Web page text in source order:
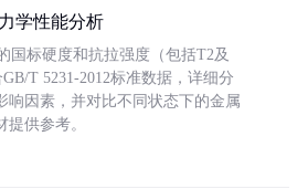
学性能分析
国标硬度和抗拉强度（包括T2及
T 5231-2012标准数据，详细分
响因素，并对比不同状态下的金属
供参考。